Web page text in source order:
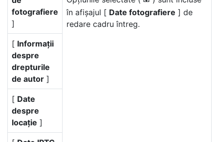
în afișajul [ Date fotografiere ] de
redare cadru întreg.
fotografiere
]
[ Informații
despre
drepturile
de autor ]
[ Date
despre
locație ]